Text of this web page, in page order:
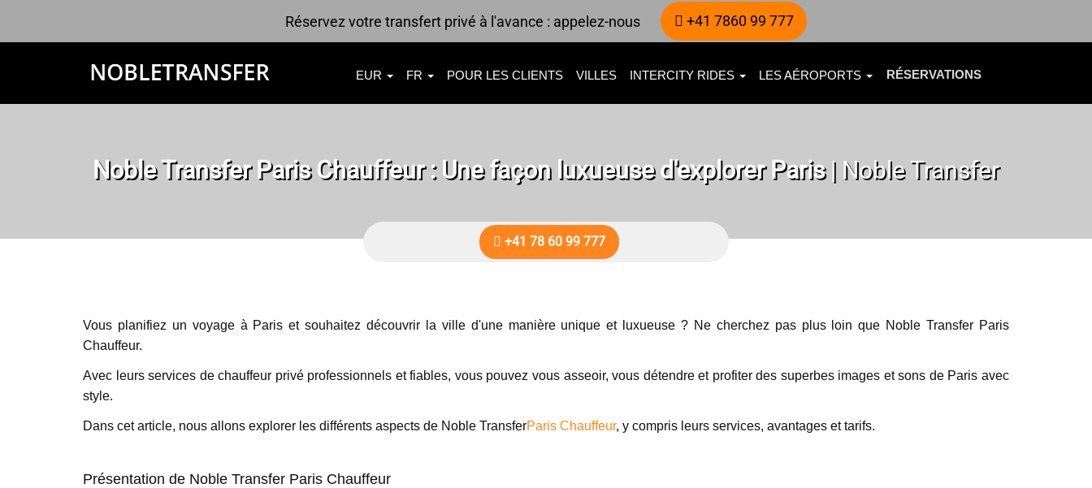
Réservez votre transfert privé à l'avance : appelez-nous +41 7860 99 777
EUR FR POUR LES CLIENTS VILLES INTERCITY RIDES LES AÉROPORTS RÉSERVATIONS
Noble Transfer Paris Chauffeur : Une façon luxueuse d'explorer Paris| Noble Transfer
+41 78 60 99 777
Vous planifiez un voyage à Paris et souhaitez découvrir la ville d'une manière unique et luxueuse ? Ne cherchez pas plus loin que Noble Transfer Paris
Chauffeur.
Avec leurs services de chauffeur privé professionnels et fiables, vous pouvez vous asseoir, vous détendre et profiter des superbes images et sons de Paris avec
style.
Dans cet article, nous allons explorer les différents aspects de Noble TransferParis Chauffeur, y compris leurs services, avantages et tarifs.
Présentation de Noble Transfer Paris Chauffeur